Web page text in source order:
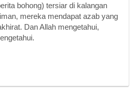
bohong) tersiar di kalangan
mereka mendapat azab yang
Dan Allah mengetahui,